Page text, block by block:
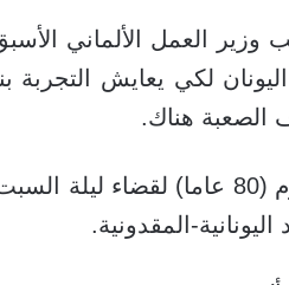
العمل الألماني
لكي يعايش
الصعبة هناك.
ويخطط نوربرت بلوم (80 عاما)
المقدونية.